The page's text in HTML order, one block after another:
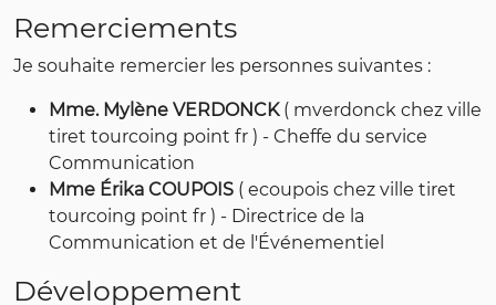
Remerciements
Je souhaite remercier les personnes suivantes :
Mme. Mylène VERDONCK( mverdonck chez ville
tiret tourcoing point fr ) - Cheffe du service
Communication
Mme Érika COUPOIS ( ecoupois chez ville tiret
tourcoing point fr ) - Directrice de la
Communication et de l'Événementiel
Développement